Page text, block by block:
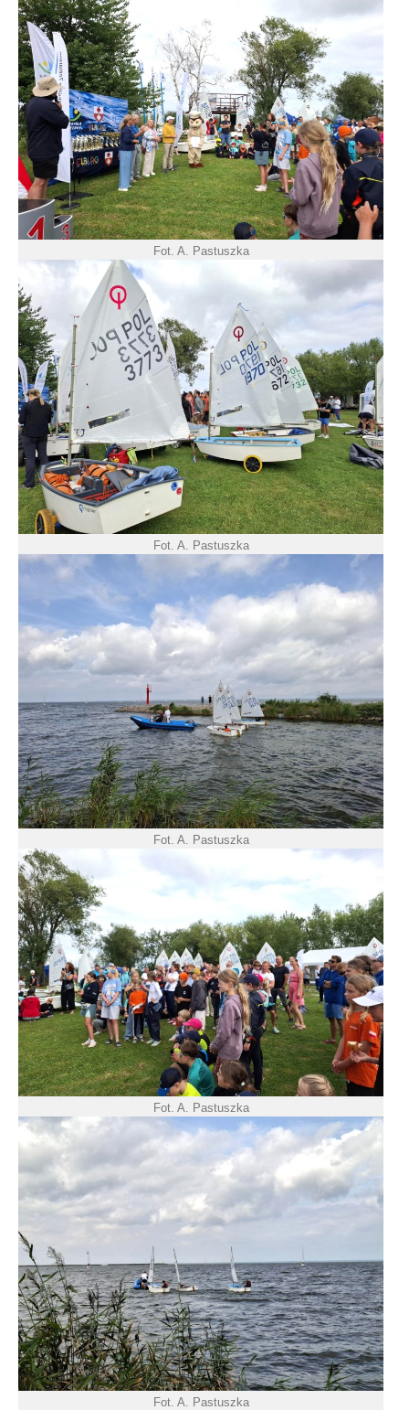
Fot. A. Pastuszka
Fot. A. Pastuszka
Fot. A. Pastuszka
Fot. A. Pastuszka
Fot. A. Pastuszka